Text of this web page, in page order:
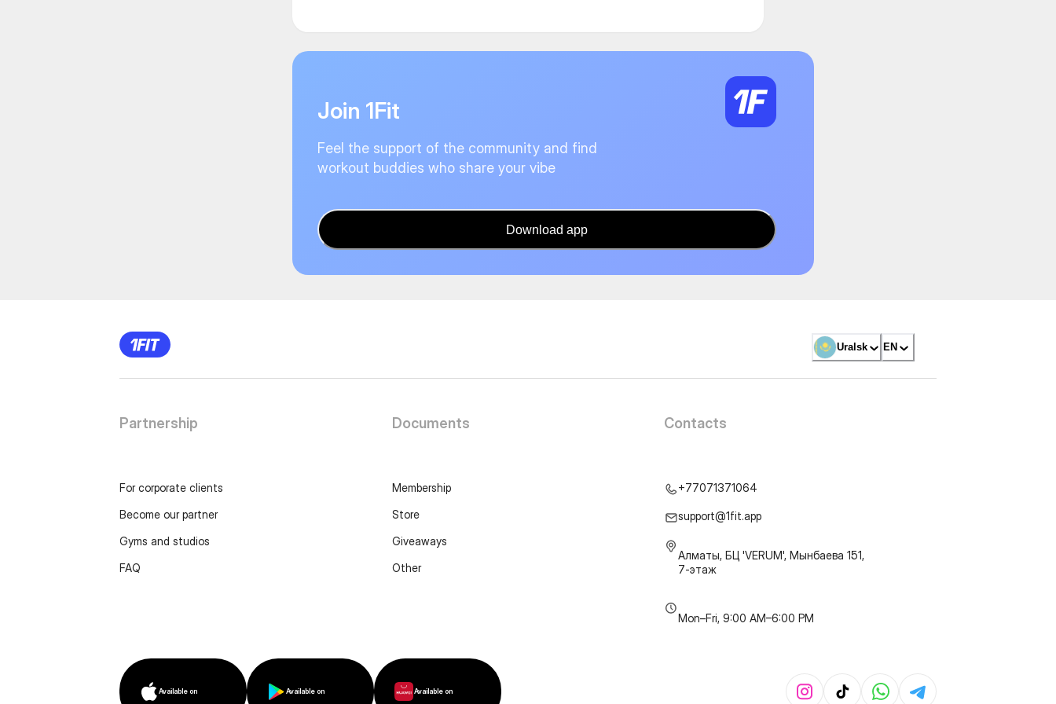
Join 1Fit
Feel the support of the community and find
workout buddies who share your vibe
Download app
Uralsk EN
Partnership
For corporate clients
Become our partner
Gyms and studios
FAQ
Documents
Membership
Store
Giveaways
Other
Contacts
+77071371064
support@1fit.app
Алматы, БЦ 'VERUM', Мынбаева 151,
7-этаж
Mon–Fri, 9:00 AM–6:00 PM
Available on Available on Available on